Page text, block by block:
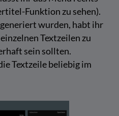
Funktion zu sehen).
wurden, habt ihr
Textzeilen zu
sein sollten.
Textzeile beliebig im